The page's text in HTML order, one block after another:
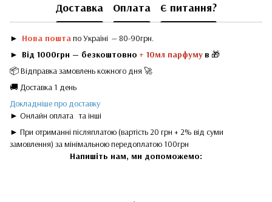
Доставка Оплата Є питання?
► Нова поштапо Україні — 80-90грн.
► Від 1000грн — безкоштовно + 10мл парфуму в 🎁
📦 Відправка замовлень кожного дня 🚀
🚚 Доставка 1 день
Докладніше про доставку
► Онлайн оплата та інші
► При отриманні післяплатою (вартість 20 грн + 2% від суми
замовлення) за мінімальною передоплатою 100грн
Напишіть нам, ми допоможемо: